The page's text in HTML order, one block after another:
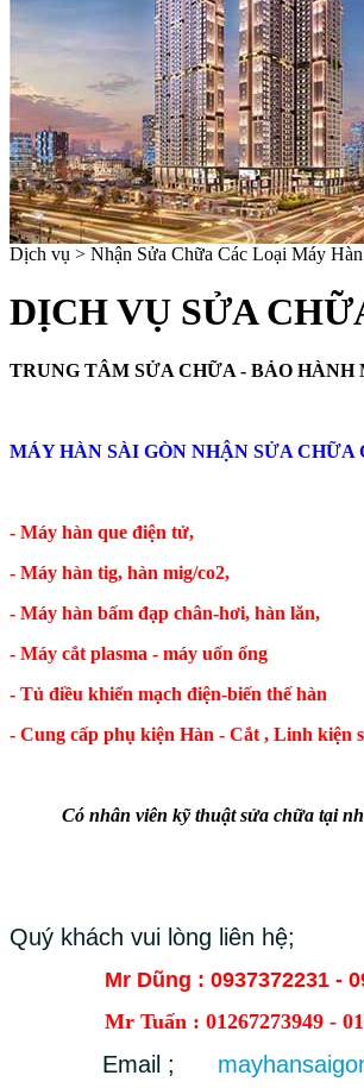
Dịch vụ > Nhận Sửa Chữa Các Loại Máy
DỊCH VỤ SỬA
TRUNG TÂM SỬA CHỮA - BẢO HÀNH
MÁY HÀN SÀI GÒN NHẬN SỬA CHỮA
- Máy hàn que điện tử,
- Máy hàn tig, hàn mig/co2,
- Máy hàn bấm đạp chân-hơi, hàn lăn,
- Máy cắt plasma - máy uốn ống
- Tủ điều khiển mạch điện-biến thế hàn
- Cung cấp phụ kiện Hàn - Cắt , Linh kiện
Có nhân viên kỹ thuật sửa chữa tại nhà
Quý khách vui lòng liên hệ;
Mr Dũng : 0937372231 -
Mr Tuấn : 01267273949 -
Email ;